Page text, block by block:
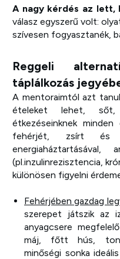
A nagy kérdés az lett,
válasz egyszerű volt:
szívesen fogyasztanék,
Reggeli
táplálkozás
A mentoraimtól azt
ételeket lehet,
étkezéseinknek
fehérjét, zsírt és
energiaháztartásával,
(pl.inzulinrezisztencia,
különösen figyelni
Fehérjében gazdag
szerepet játszik az
anyagcsere
máj, főtt hús,
minőségi sonka